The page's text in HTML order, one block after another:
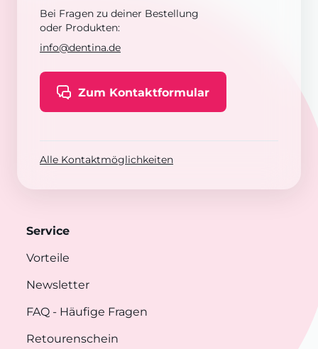
Bei Fragen zu deiner Bestellung
oder Produkten:
info@dentina.de
Zum Kontaktformular
Alle Kontaktmöglichkeiten
Service
Vorteile
Newsletter
FAQ - Häufige Fragen
Retourenschein